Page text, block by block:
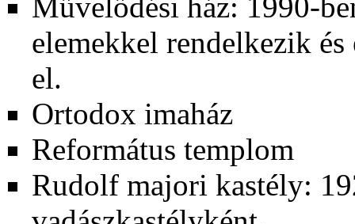
elemekkel rendelkezik
el.
Ortodox imaház
Református templom
Rudolf majori kastély: